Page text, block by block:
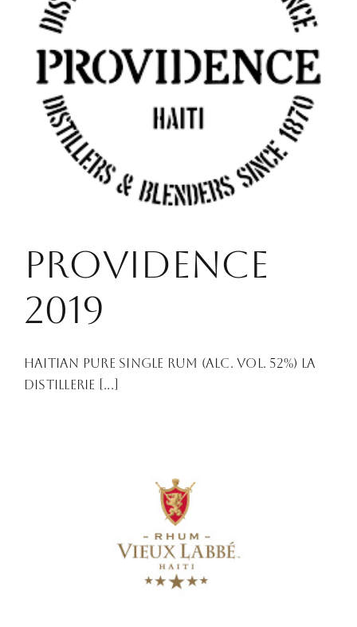
PROVIDENCE
2019
Haitian Pure Single Rum (Alc. Vol. 52%) La
Distillerie [...]